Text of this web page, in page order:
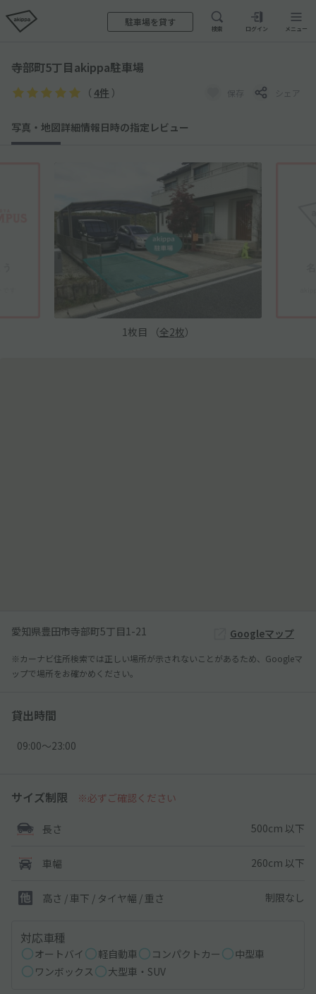
駐車場を貸す
検索 ログイン メニュー
寺部町5丁目akippa駐車場
（ 4件 ） 保存 シェア
写真・地図詳細情報日時の指定 レビュー
1 枚目 （全2枚）
愛知県豊田市寺部町5丁目1-21 Googleマップ
※カーナビ住所検索では正しい場所が示されないことがあるため、Googleマ
ップで場所をお確かめください。
貸出時間
09:00〜23:00
サイズ制限 ※必ずご確認ください
長さ 500cm 以下
車幅 260cm 以下
高さ / 車下 / タイヤ幅 / 重さ 制限なし
対応車種
オートバイ 軽自動車 コンパクトカー
中型車
ワンボックス
大型車・SUV